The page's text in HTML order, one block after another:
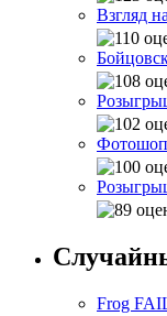
Взгляд
Фотошоп
Frog